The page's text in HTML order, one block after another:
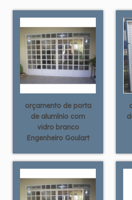
orçamento de porta
de alumínio com
vidro branco
Engenheiro Goulart